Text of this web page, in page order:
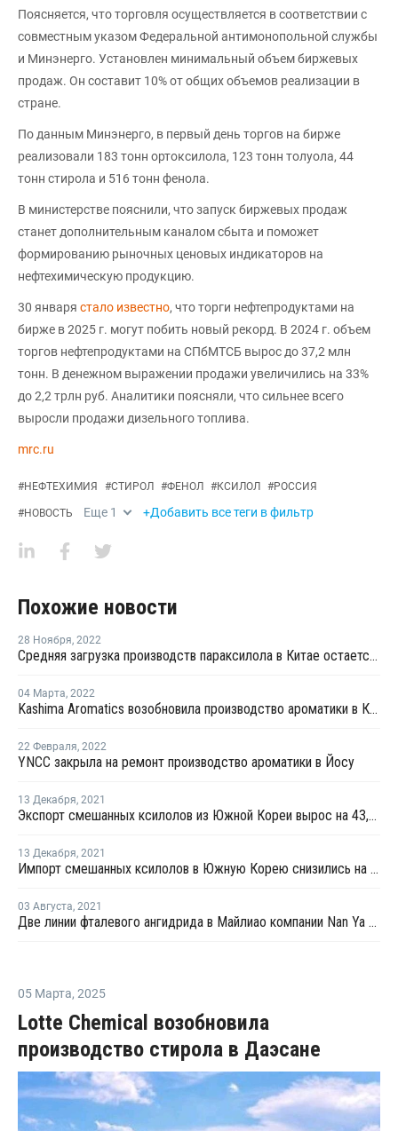
Поясняется, что торговля осуществляется в соответствии с
совместным указом Федеральной антимонопольной службы
и Минэнерго. Установлен минимальный объем биржевых
продаж. Он составит 10% от общих объемов реализации в
стране.
По данным Минэнерго, в первый день торгов на бирже
реализовали 183 тонн ортоксилола, 123 тонн толуола, 44
тонн стирола и 516 тонн фенола.
В министерстве пояснили, что запуск биржевых продаж
станет дополнительным каналом сбыта и поможет
формированию рыночных ценовых индикаторов на
нефтехимическую продукцию.
30 января стало известно, что торги нефтепродуктами на
бирже в 2025 г. могут побить новый рекорд. В 2024 г. объем
торгов нефтепродуктами на СПбМТСБ вырос до 37,2 млн
тонн. В денежном выражении продажи увеличились на 33%
до 2,2 трлн руб. Аналитики поясняли, что сильнее всего
выросли продажи дизельного топлива.
mrc.ru
#НЕФТЕХИМИЯ #СТИРОЛ #ФЕНОЛ #КСИЛОЛ #РОССИЯ
#НОВОСТЬ Еще 1 +Добавить все теги в фильтр
Похожие новости
28 Ноября, 2022
Средняя загрузка производств параксилола в Китае остается стабильной три недели подряд
04 Марта, 2022
Kashima Aromatics возобновила производство ароматики в Касиме
22 Февраля, 2022
YNCC закрыла на ремонт производство ароматики в Йосу
13 Декабря, 2021
Экспорт смешанных ксилолов из Южной Кореи вырос на 43,5% в октябре
13 Декабря, 2021
Импорт смешанных ксилолов в Южную Корею снизились на 14,5% в октябре
03 Августа, 2021
Две линии фталевого ангидрида в Майлиао компании Nan Ya Plastics загружены на 50%
05 Марта, 2025
Lotte Chemical возобновила
производство стирола в Даэсане